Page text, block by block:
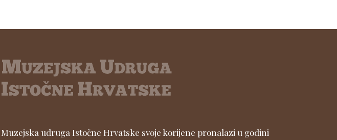
Muzejska udruga Istočne Hrvatske svoje korijene pronalazi u godini